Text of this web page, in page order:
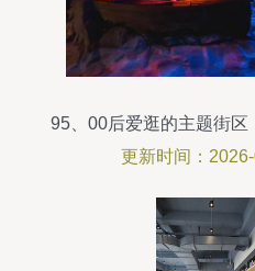
95、00后爱逛的主题街
置景服务
更新时间：